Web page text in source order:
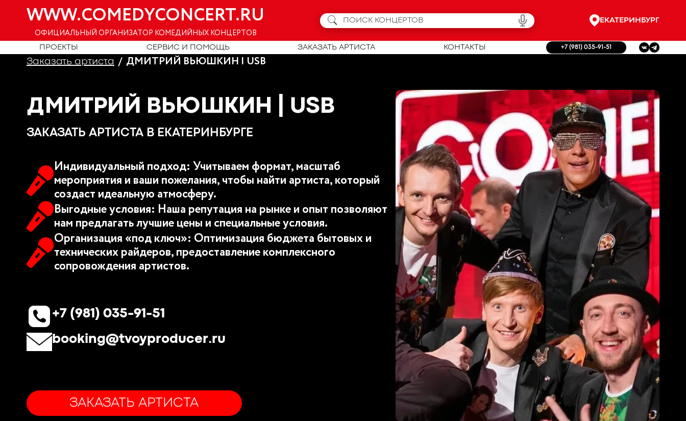
WWW.COMEDYCONCERT.RU
ОФИЦИАЛЬНЫЙ ОРГАНИЗАТОР КОМЕДИЙНЫХ КОНЦЕРТОВ
ЕКАТЕРИНБУРГ
ПРОЕКТЫ СЕРВИС И ПОМОЩЬ ЗАКАЗАТЬ АРТИСТА КОНТАКТЫ +7 (981) 035-91-51
Заказать артиста ДМИТРИЙ ВЬЮШКИН | USB
ДМИТРИЙ ВЬЮШКИН | USB
ЗАКАЗАТЬ АРТИСТА В ЕКАТЕРИНБУРГЕ
Индивидуальный подход: Учитываем формат, масштаб
мероприятия и ваши пожелания, чтобы найти артиста, который
создаст идеальную атмосферу.
Выгодные условия: Наша репутация на рынке и опыт позволяют
нам предлагать лучшие цены и специальные условия.
Организация «под ключ»: Оптимизация бюджета бытовых и
технических райдеров, предоставление комплексного
сопровождения артистов.
+7 (981) 035-91-51
booking@tvoyproducer.ru
ЗАКАЗАТЬ АРТИСТА